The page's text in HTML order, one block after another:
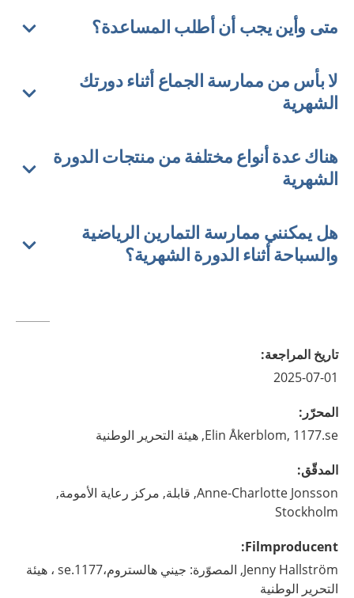
متى وأين يجب أن أطلب المساعدة؟
لا بأس من ممارسة الجماع أثناء دورتك
الشهرية
هناك عدة أنواع مختلفة من منتجات الدورة
الشهرية
هل يمكنني ممارسة التمارين الرياضية
والسباحة أثناء الدورة الشهرية؟
تاريخ المراجعة:
2025-07-01
المحرّر :
Elin Åkerblom, 1177.se, هيئة التحرير الوطنية
المدقّق:
Anne-Charlotte Jonsson, قابلة, مركز رعاية الأمومة,
Stockholm
Filmproducent
:
Jenny Hallström,
المصوّرة: جيني هالستروم،1177.se ، هيئة
التحرير الوطنية